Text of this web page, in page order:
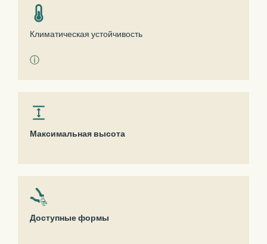
Климатическая устойчивость
ⓘ
Максимальная высота
Доступные формы